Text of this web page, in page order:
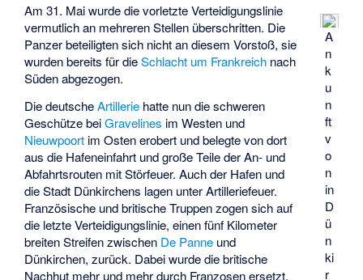
A
n
k
u
n
ft
v
o
n
in
D
ü
n
ki
r
Am 31. Mai wurde die vorletzte Verteidigungslinie
vermutlich an mehreren Stellen überschritten. Die
Panzer beteiligten sich nicht an diesem Vorstoß, sie
wurden bereits für dieSchlacht um Frankreich nach
Süden abgezogen.
Die deutscheArtillerie hatte nun die schweren
Geschütze beiGravelines im Westen und
Nieuwpoort im Osten erobert und belegte von dort
aus die Hafeneinfahrt und große Teile der An- und
Abfahrtsrouten mit Störfeuer. Auch der Hafen und
die Stadt Dünkirchens lagen unter Artilleriefeuer.
Französische und britische Truppen zogen sich auf
die letzte Verteidigungslinie, einen fünf Kilometer
breiten Streifen zwischen De Panne und
Dünkirchen, zurück. Dabei wurde die britische
Nachhut mehr und mehr durch Franzosen ersetzt,